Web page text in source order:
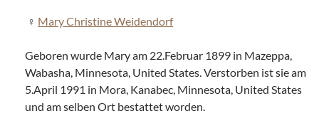
Mary Christine Weidendorf
Geboren wurde Mary am 22.Februar 1899 in Mazeppa,
Wabasha, Minnesota, United States. Verstorben ist sie am
5.April 1991 in Mora, Kanabec, Minnesota, United States
und am selben Ort bestattet worden.